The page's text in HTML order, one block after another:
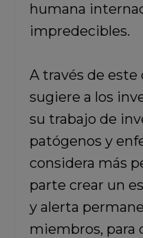
humana
impredecibles.
A través de este
sugiere a los
su trabajo de
patógenos y
considera más
parte crear un
y alerta
miembros, para